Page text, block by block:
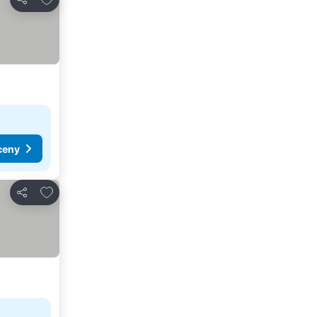
Sdílet
Sdílet
Přidat na seznam oblíbených hotelů